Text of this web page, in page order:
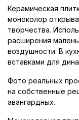
Керамическая
моноколор
творчества.
расширения
воздушности. В
вставками для
Фото реальных
на собственные
авангардных.